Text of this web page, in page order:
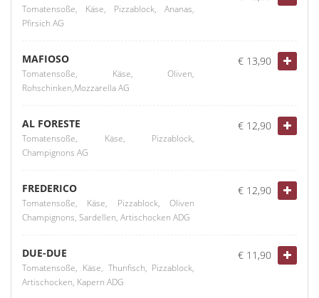
Tomatensoße, Käse, Pizzablock, Ananas,
Pfirsich AG
MAFIOSO
Tomatensoße, Käse, Oliven,
Rohschinken,Mozzarella AG
€ 13,90
AL FORESTE
Tomatensoße, Käse, Pizzablock,
Champignons AG
€ 12,90
FREDERICO
Tomatensoße, Käse, Pizzablock, Oliven
Champignons, Sardellen, Artischocken ADG
€ 12,90
DUE-DUE
Tomatensoße, Käse, Thunfisch, Pizzablock,
Artischocken, Kapern ADG
€ 11,90